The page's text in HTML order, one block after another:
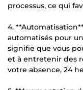
processus, ce qui
4.
automatisés pour
signifie que vous
et à entretenir des
votre absence, 24